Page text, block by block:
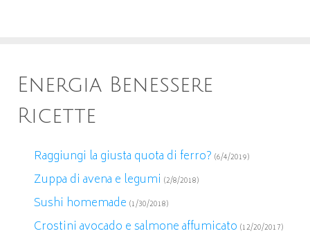
Energia Benessere
Ricette
Raggiungi la giusta quota di ferro? (6/4/2019)
Zuppa di avena e legumi (2/8/2018)
Sushi homemade (1/30/2018)
Crostini avocado e salmone affumicato (12/20/2017)